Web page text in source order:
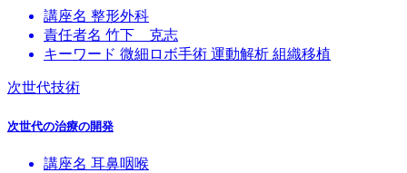
講座名 整形外科
責任者名 竹下 克志
キーワード 微細ロボ手術 運動解析 組織移植
次世代技術
次世代の治療の開発
講座名 耳鼻咽喉